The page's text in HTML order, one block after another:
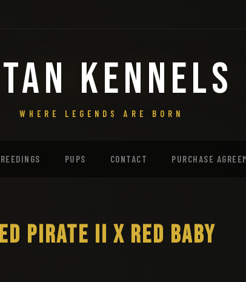
KENNELS
WHERE LEGENDS ARE BORN
PUPS CONTACT PURCHASE
PIRATE II X RED BABY